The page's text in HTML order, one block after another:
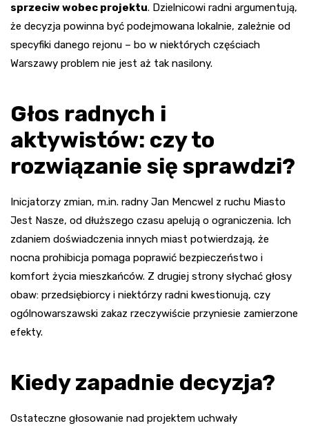
sprzeciw wobec projektu. Dzielnicowi radni argumentują,
że decyzja powinna być podejmowana lokalnie, zależnie od
specyfiki danego rejonu – bo w niektórych częściach
Warszawy problem nie jest aż tak nasilony.
Głos radnych i
aktywistów: czy to
rozwiązanie się sprawdzi?
Inicjatorzy zmian, m.in. radny Jan Mencwel z ruchu Miasto
Jest Nasze, od dłuższego czasu apelują o ograniczenia. Ich
zdaniem doświadczenia innych miast potwierdzają, że
nocna prohibicja pomaga poprawić bezpieczeństwo i
komfort życia mieszkańców. Z drugiej strony słychać głosy
obaw: przedsiębiorcy i niektórzy radni kwestionują, czy
ogólnowarszawski zakaz rzeczywiście przyniesie zamierzone
efekty.
Kiedy zapadnie decyzja?
Ostateczne głosowanie nad projektem uchwały